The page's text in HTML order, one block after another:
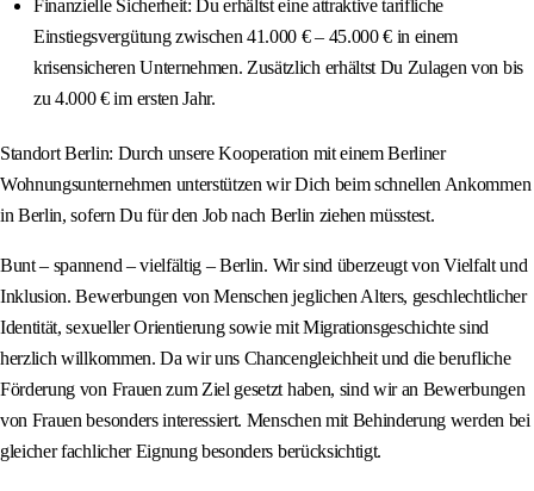
Finanzielle Sicherheit: Du erhältst eine attraktive tarifliche
Einstiegsvergütung zwischen 41.000 € – 45.000 € in einem
krisensicheren Unternehmen. Zusätzlich erhältst Du Zulagen von bis
zu 4.000 € im ersten Jahr.
Standort Berlin: Durch unsere Kooperation mit einem Berliner
Wohnungsunternehmen unterstützen wir Dich beim schnellen Ankommen
in Berlin, sofern Du für den Job nach Berlin ziehen müsstest.
Bunt – spannend – vielfältig – Berlin. Wir sind überzeugt von Vielfalt und
Inklusion. Bewerbungen von Menschen jeglichen Alters, geschlechtlicher
Identität, sexueller Orientierung sowie mit Migrationsgeschichte sind
herzlich willkommen. Da wir uns Chancengleichheit und die berufliche
Förderung von Frauen zum Ziel gesetzt haben, sind wir an Bewerbungen
von Frauen besonders interessiert. Menschen mit Behinderung werden bei
gleicher fachlicher Eignung besonders berücksichtigt.